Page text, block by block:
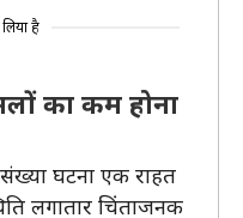
है
का कम होना
घटना एक राहत
लगातार चिंताजनक